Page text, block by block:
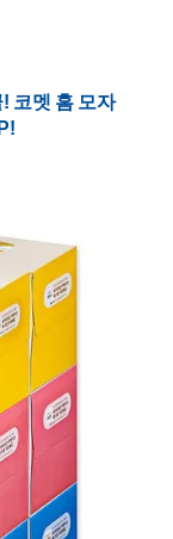
코멧 홈 모자